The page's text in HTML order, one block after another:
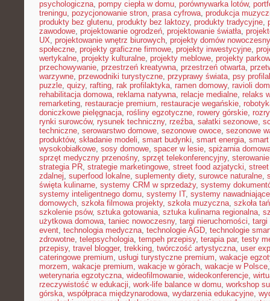
psychologiczna, pompy ciepła w domu, porównywarka lotów,
treningu, pozycjonowanie stron, prasa cyfrowa, produkcja
produkty bez glutenu, produkty bez laktozy, produkty tradycyjne,
zawodowe, projektowanie ogrodzeń, projektowanie światła,
UX, projektowanie wnętrz biurowych, projekty domów
społeczne, projekty graficzne firmowe, projekty inwestycyjne,
wertykalne, projekty kulturalne, projekty meblowe, projekty
przechowywanie, przestrzeń kreatywna, przestrzeń otwarta,
warzywne, przewodniki turystyczne, przyprawy świata, psy
puzzle, quizy, rafting, rak profilaktyka, ramen domowy, ravioli
rehabilitacja domowa, reklama natywna, relacje medialne, relaks
remarketing, restauracje premium, restauracje wegańskie,
doniczkowe pielęgnacja, rośliny egzotyczne, rowery górskie,
rynki surowców, rysunek techniczny, rzeźba, sałatki sezonowe,
techniczne, serowarstwo domowe, sezonowe owoce, sezonowe
produktów, składanie modeli, smart budynki, smart energia,
wysokobiałkowe, sosy domowe, spacer w lesie, spiżarnia
sprzęt medyczny przenośny, sprzęt telekonferencyjny,
strategia PR, strategie marketingowe, street food azjatycki, street
zdalnej, superfood lokalne, suplementy diety, surowce naturalne,
święta kulinarne, systemy CRM w sprzedaży, systemy
systemy inteligentnego domu, systemy IT, systemy nawadniające
domowych, szkoła filmowa projekty, szkoła muzyczna, szkoła
szkolenie psów, sztuka gotowania, sztuka kulinarna regionalna,
użytkowa domowa, taniec nowoczesny, targi nieruchomości, targi
event, technologia medyczna, technologie AGD, technologie
zdrowotne, telepsychologia, tempeh przepisy, terapia par, testy
przepisy, travel blogger, trekking, twórczość artystyczna, user
cateringowe premium, usługi turystyczne premium, wakacje
morzem, wakacje premium, wakacje w górach, wakacje w Polsce
weterynaria egzotyczna, wideofilmowanie, wideokonferencje,
rzeczywistość w edukacji, work-life balance w domu, workshop
górska, współpraca międzynarodowa, wydarzenia edukacyjne,